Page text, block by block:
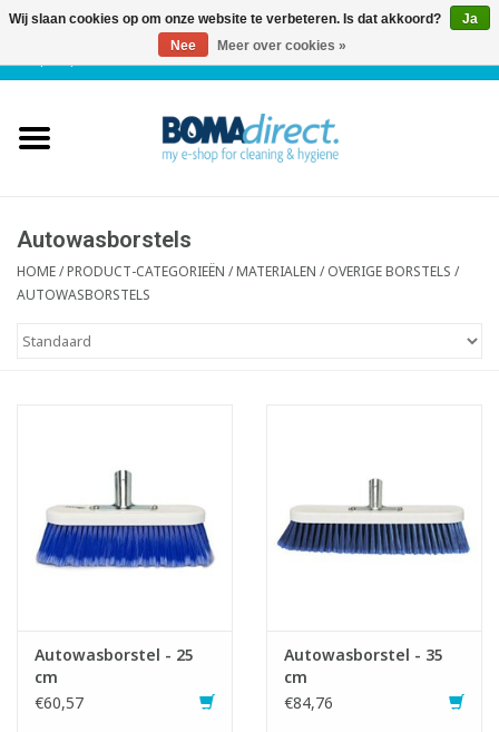
Klantenservice
Blog
Autowasborstels
HOME/PRODUCT-CATEGORIEËN /MATERIALEN /OVERIGE BORSTELS /
AUTOWASBORSTELS
Autowasborstel - 25
cm
€60,57
Autowasborstel - 35
cm
€84,76
Wij slaan cookies op om onze website te verbeteren. Is dat akkoord?
Ja
Nee
Meer over cookies »